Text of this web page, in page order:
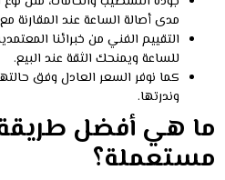
مدى أصالة الساعة عند المقارنة
التقييم الفني من خبرائنا
للساعة ويمنحك الثقة عند البيع.
كما نوفر السعر العادل وفق
وندرتها.
ما هي أفضل
مستعملة؟